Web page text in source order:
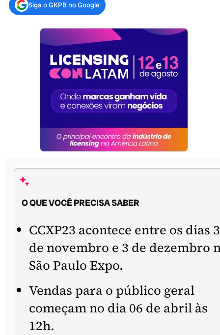
Siga o GKPB no Google
O QUE VOCÊ PRECISA SABER
CCXP23 acontece entre os dias
de novembro e 3 de dezembro
São Paulo Expo.
Vendas para o público geral
começam no dia 06 de abril às
12h.